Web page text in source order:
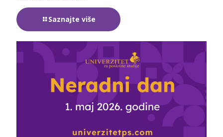
Saznajte više